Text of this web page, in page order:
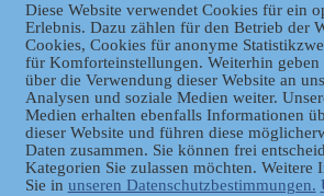
Datenschutz
Diese Website verwendet Cookies für ein
Erlebnis. Dazu zählen für den Betrieb der
Cookies, Cookies für anonyme
für Komforteinstellungen. Weiterhin
über die Verwendung dieser Website an
Analysen und soziale Medien weiter.
Medien erhalten ebenfalls Informationen
dieser Website und führen diese
Daten zusammen. Sie können frei
Kategorien Sie zulassen möchten. Weitere
Sie in unseren Datenschutzbestimmungen.